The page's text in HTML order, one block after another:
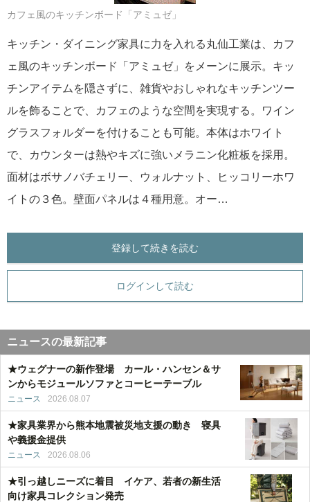
カフェ風のキッチンボード「アミュゼ」
キッチン・ダイニング家具に力を入れる丸仙工業は、カフ
ェ風のキッチンボード「アミュゼ」をメーンに展示。キッ
チンアイテムを隠さずに、雑貨やおしゃれなキッチンツー
ルを飾ることで、カフェのような空間を実現する。ワイン
グラスフォルダーを付けることも可能。本体はホワイト
で、カウンターは熱やキズに強いメラニン化粧板を採用。
面材はボサノバチェリー、ウォルナット、ヒッコリーホワ
イトの３色。壁面パネルは４種用意。オー…
登録して続きを読む
ログインして読む
ニュースの最新記事
★ウェグナーの新作登場 カール・ハンセン＆サ
ンからモジュールソファとコーヒーテーブル
ニュース 2026.08.07
★家具業界から熊本地震被災地支援の動き 寝具
や義援金提供
ニュース 2026.08.06
★引っ越しニーズに着目 イケア、若者の新生活
向け家具コレクション発売